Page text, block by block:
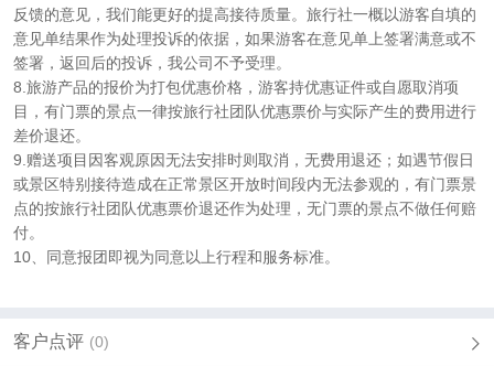
反馈的意见，我们能更好的提高接待质量。旅行社一概以游客自填的
意见单结果作为处理投诉的依据，如果游客在意见单上签署满意或不
签署，返回后的投诉，我公司不予受理。
8.旅游产品的报价为打包优惠价格，游客持优惠证件或自愿取消项
目，有门票的景点一律按旅行社团队优惠票价与实际产生的费用进行
差价退还。
9.赠送项目因客观原因无法安排时则取消，无费用退还；如遇节假日
或景区特别接待造成在正常景区开放时间段内无法参观的，有门票景
点的按旅行社团队优惠票价退还作为处理，无门票的景点不做任何赔
付。
10、同意报团即视为同意以上行程和服务标准。
客户点评 (0)